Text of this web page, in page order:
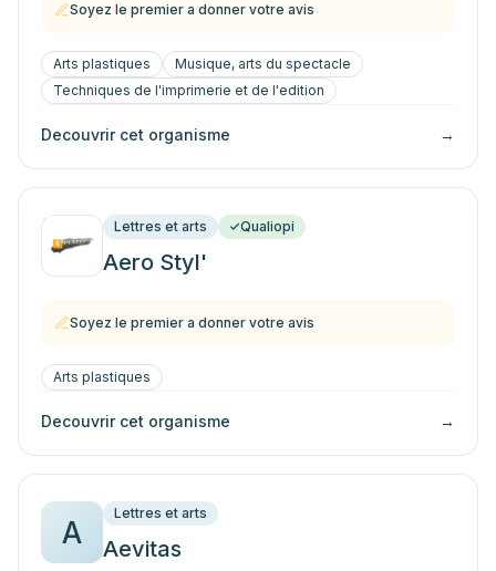
Soyez le premier a donner votre avis
Arts plastiques
Musique, arts du spectacle
Techniques de l'imprimerie et de l'edition
Decouvrir cet organisme →
Lettres et arts Qualiopi
Aero Styl'
Soyez le premier a donner votre avis
Arts plastiques
Decouvrir cet organisme →
A
Lettres et arts
Aevitas